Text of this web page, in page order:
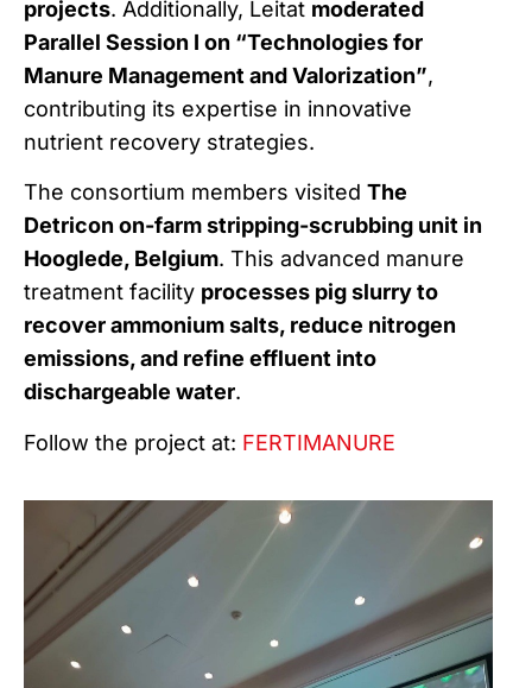
projects. Additionally, Leitat moderated
Parallel Session I on “Technologies for
Manure Management and Valorization”,
contributing its expertise in innovative
nutrient recovery strategies.
The consortium members visited The
Detricon on-farm stripping-scrubbing unit in
Hooglede, Belgium. This advanced manure
treatment facility processes pig slurry to
recover ammonium salts, reduce nitrogen
emissions, and refine effluent into
dischargeable water.
Follow the project at: FERTIMANURE